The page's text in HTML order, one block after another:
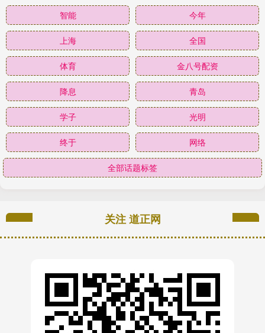
智能 今年
上海 全国
体育 金八号配资
降息 青岛
学子 光明
终于 网络
全部话题标签
关注 道正网